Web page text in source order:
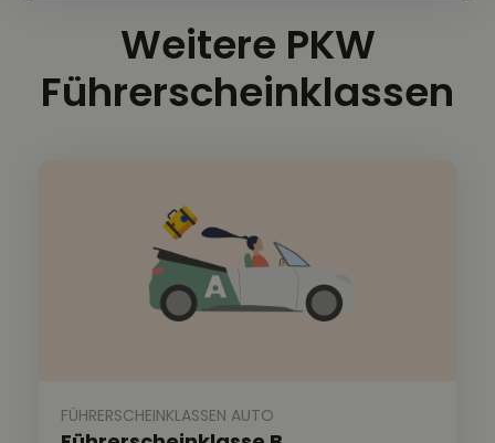
Weitere PKW
Führerscheinklassen
FÜHRERSCHEINKLASSEN AUTO